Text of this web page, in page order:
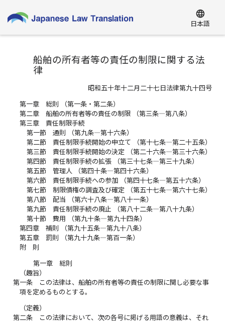
language
日本語
船舶の所有者等の責任の制限に関する法
律
昭和五十年十二月二十七日法律第九十四号
第一章 総則 （第一条・第二条）
第二章 船舶の所有者等の責任の制限 （第三条―第八条）
第三章 責任制限手続
第一節 通則 （第九条―第十六条）
第二節 責任制限手続開始の申立て （第十七条―第二十五条）
第三節 責任制限手続開始の決定 （第二十六条―第三十六条）
第四節 責任制限手続の拡張 （第三十七条―第三十九条）
第五節 管理人 （第四十条―第四十六条）
第六節 責任制限手続への参加 （第四十七条―第五十六条）
第七節 制限債権の調査及び確定 （第五十七条―第六十七条）
第八節 配当 （第六十八条―第八十一条）
第九節 責任制限手続の廃止 （第八十二条―第八十九条）
第十節 費用 （第九十条―第九十四条）
第四章 補則 （第九十五条―第九十八条）
第五章 罰則 （第九十九条―第百一条）
附 則
第一章 総則
（趣旨）
第一条
この法律は、船舶の所有者等の責任の制限に関し必要な事
項を定めるものとする。
（定義）
第二条
この法律において、次の各号に掲げる用語の意義は、それ